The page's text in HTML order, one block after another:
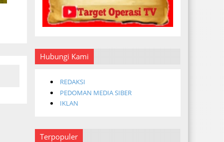
Hubungi Kami
REDAKSI
PEDOMAN MEDIA SIBER
IKLAN
Terpopuler